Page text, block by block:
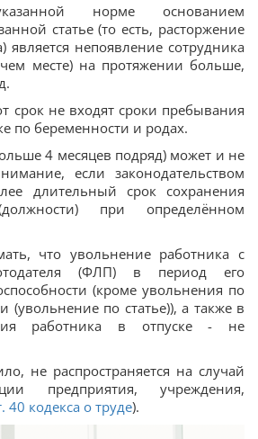
норме основанием
статье (то есть, расторжение
является непоявление сотрудника
месте) на протяжении больше,
срок не входят сроки пребывания
по беременности и родах.
4 месяцев подряд) может и не
если законодательством
длительный срок сохранения
при определённом
что увольнение работника с
(ФЛП) в период его
(кроме увольнения по
(увольнение по статье)), а также в
работника в отпуске - не
не распространяется на случай
предприятия, учреждения,
40 кодекса о труде).